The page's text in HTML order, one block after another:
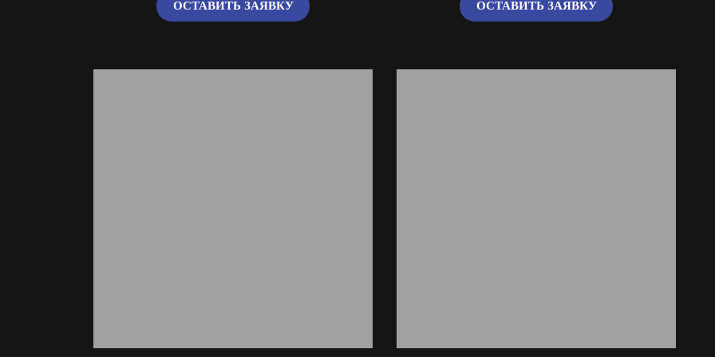
ОСТАВИТЬ ЗАЯВКУ ОСТАВИТЬ ЗАЯВКУ